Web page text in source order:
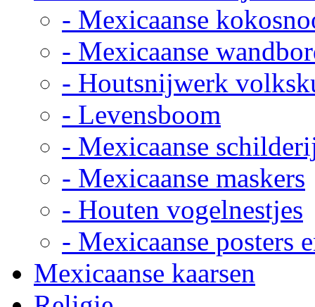
- Mexicaanse
- Mexicaanse
- Houtsnijwerk
- Levensboom
- Mexicaanse
- Mexicaanse maskers
- Houten vogelnestjes
- Mexicaanse posters
Mexicaanse kaarsen